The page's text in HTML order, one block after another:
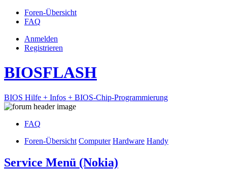
Foren-Übersicht
FAQ
Anmelden
Registrieren
BIOSFLASH
BIOS Hilfe + Infos + BIOS-Chip-Programmierung
FAQ
Foren-Übersicht Computer Hardware Handy
Service Menü (Nokia)